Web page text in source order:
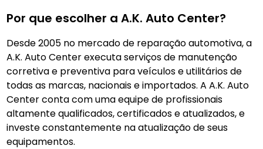
Por que escolher a A.K. Auto Center?
Desde 2005 no mercado de reparação automotiva, a
A.K. Auto Center executa serviços de manutenção
corretiva e preventiva para veículos e utilitários de
todas as marcas, nacionais e importados. A A.K. Auto
Center conta com uma equipe de profissionais
altamente qualificados, certificados e atualizados, e
investe constantemente na atualização de seus
equipamentos.